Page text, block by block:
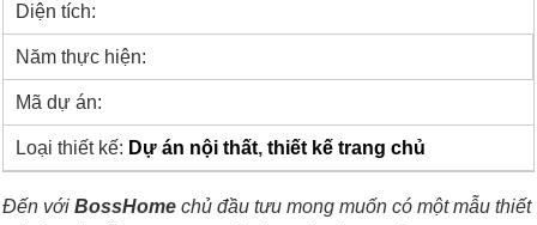
Diện tích:
Năm thực hiện:
Mã dự án:
Loại thiết kế: Dự án nội thất, thiết kế trang chủ
Đến với BossHome chủ đầu tưu mong muốn có một mẫu thiết